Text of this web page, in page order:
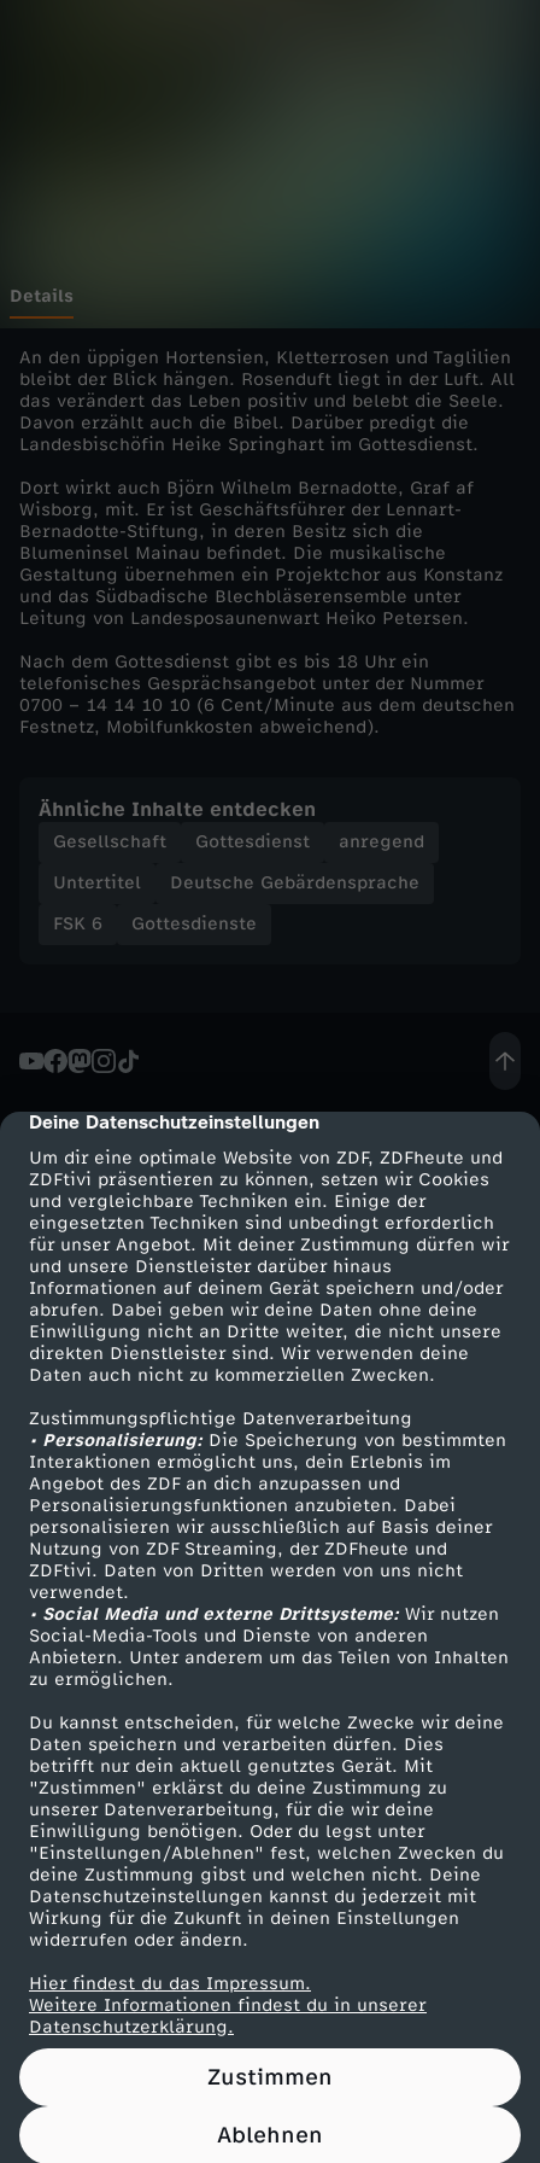
cmp-dialog-description
Deine Datenschutzeinstellungen
Um dir eine optimale Website von ZDF, ZDFheute und
ZDFtivi präsentieren zu können, setzen wir Cookies
und vergleichbare Techniken ein. Einige der
eingesetzten Techniken sind unbedingt erforderlich
für unser Angebot. Mit deiner Zustimmung dürfen wir
und unsere Dienstleister darüber hinaus
Informationen auf deinem Gerät speichern und/oder
abrufen. Dabei geben wir deine Daten ohne deine
Einwilligung nicht an Dritte weiter, die nicht unsere
direkten Dienstleister sind. Wir verwenden deine
Daten auch nicht zu kommerziellen Zwecken.
Zustimmungspflichtige Datenverarbeitung
• Personalisierung:Die Speicherung von bestimmten
Interaktionen ermöglicht uns, dein Erlebnis im
Angebot des ZDF an dich anzupassen und
Personalisierungsfunktionen anzubieten. Dabei
personalisieren wir ausschließlich auf Basis deiner
Nutzung von ZDF Streaming, der ZDFheute und
ZDFtivi. Daten von Dritten werden von uns nicht
verwendet.
• Social Media und externe Drittsysteme:Wir nutzen
Social-Media-Tools und Dienste von anderen
Anbietern. Unter anderem um das Teilen von Inhalten
zu ermöglichen.
Du kannst entscheiden, für welche Zwecke wir deine
Daten speichern und verarbeiten dürfen. Dies
betrifft nur dein aktuell genutztes Gerät. Mit
"Zustimmen" erklärst du deine Zustimmung zu
unserer Datenverarbeitung, für die wir deine
Einwilligung benötigen. Oder du legst unter
"Einstellungen/Ablehnen" fest, welchen Zwecken du
deine Zustimmung gibst und welchen nicht. Deine
Datenschutzeinstellungen kannst du jederzeit mit
Wirkung für die Zukunft in deinen Einstellungen
widerrufen oder ändern.
Hier findest du das Impressum.
Weitere Informationen findest du in unserer
Datenschutzerklärung.
Zustimmen
Ablehnen
e
-
S
c
h
ö
n
e
u
s
s
c
h
t
e
n
Details
An den üppigen Hortensien, Kletterrosen und Taglilien
bleibt der Blick hängen. Rosenduft liegt in der Luft. All
das verändert das Leben positiv und belebt die Seele.
Davon erzählt auch die Bibel. Darüber predigt die
Landesbischöfin Heike Springhart im Gottesdienst.
Dort wirkt auch Björn Wilhelm Bernadotte, Graf af
Wisborg, mit. Er ist Geschäftsführer der Lennart-
Bernadotte-Stiftung, in deren Besitz sich die
Blumeninsel Mainau befindet. Die musikalische
Gestaltung übernehmen ein Projektchor aus Konstanz
und das Südbadische Blechbläserensemble unter
Leitung von Landesposaunenwart Heiko Petersen.
Nach dem Gottesdienst gibt es bis 18 Uhr ein
telefonisches Gesprächsangebot unter der Nummer
0700 – 14 14 10 10 (6 Cent/Minute aus dem deutschen
Festnetz, Mobilfunkkosten abweichend).
Ähnliche Inhalte entdecken
Gesellschaft Gottesdienst
anregend
Untertitel
Deutsche Gebärdensprache
FSK 6
Gottesdienste
Mehr ZDF
ZDF-Apps
Smart TV
ZDFtext
Livestreams
Sendungen A-Z
TV-Programm
Service
ZDFmitreden
Kontakt zum ZDF
Tickets
Zuschauerservice
Hilfe
ZDF Unternehmen
Karriere
ZDF goes Schule
Werbefernsehen
Mainzelmännchen
Partner
Nutzungsbedingungen